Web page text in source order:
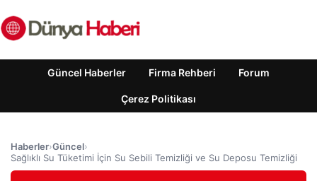
Güncel Haberler Firma Rehberi Forum
Çerez Politikası
Haberler›Güncel›
Sağlıklı Su Tüketimi İçin Su Sebili Temizliği ve Su Deposu Temizliği